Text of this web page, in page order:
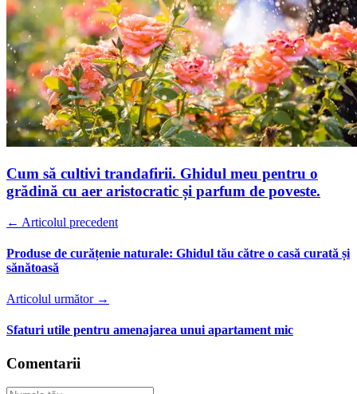
Cum să cultivi trandafirii. Ghidul meu pentru o
grădină cu aer aristocratic și parfum de poveste.
← Articolul precedent
Produse de curățenie naturale: Ghidul tău către o casă curată și
sănătoasă
Articolul următor →
Sfaturi utile pentru amenajarea unui apartament mic
Comentarii